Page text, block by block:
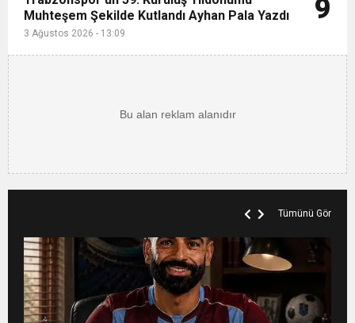
Muhteşem Şekilde Kutlandı Ayhan Pala Yazdı
3 Ağustos 2026 - 13:09
9
Tümünü Gör